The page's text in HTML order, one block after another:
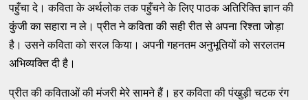
पहुँचा दे। कविता के अर्थलोक तक पहुँचने के लिए पाठक अतिरिक्ति ज्ञान की
कुंजी का सहारा न ले। प्रीत ने कविता की सही रीत से अपना रिश्ता जोड़ा
है। उसने कविता को सरल किया। अपनी गहनतम अनुभूतियों को सरलतम
अभिव्यक्ति दी है।
प्रीत की कविताओं की मंजरी मेरे सामने हैं। हर कविता की पंखुड़ी चटक रंग